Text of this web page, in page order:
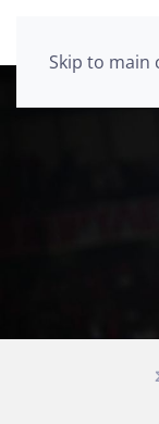
Skip to main